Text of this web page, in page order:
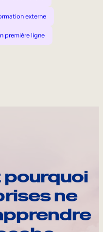
externe
première ligne
pourquoi
ne